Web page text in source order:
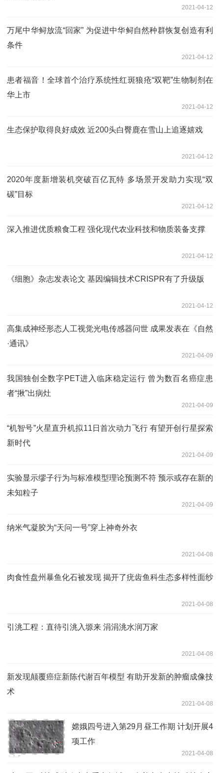
2021-04-12
万尾中华鲟放流“回家” 为促进中华鲟自然种群恢复创造有利
条件
2021-04-12
患者福音！全球首个治疗系统性红斑狼疮“双靶”生物制剂在
华上市
2021-04-12
生态保护取得良好成效 近200头白臀鹿在雪山上追逐嬉戏
2021-04-12
2020年度新增装机突破百亿瓦特 多场景开发助力实现“双
碳”目标
2021-04-12
深入推进优质粮食工程 强化现代农业科技和物质装备支撑
2021-04-12
《细胞》杂志发表论文 基因编辑技术CRISPR有了升级版
2021-04-12
高集成神经形态人工视觉光电传感器问世 成果发表在《自然
·通讯》
2021-04-09
我国独创全数字PET进入临床稳定运行 曾为数百名癌症患
者“揪”出病灶
2021-04-09
“机智号”火星直升机拟11日首次动力飞行 有望开创行星探索
新时代
2021-04-09
实验显示缪子行为与标准模型理论预测不符 预示或存在新的
未知粒子
2021-04-09
纳米气凝胶为“天问一号”穿上神奇外衣
2021-04-08
肉食性盘州暴鱼化石被发现 揭开了疣齿鱼科生态多样性面纱
2021-04-08
引洮工程：直待引洮入塬来 涓涓洮水润万家
2021-04-08
新发现颠覆癌症新陈代谢百年模型 有助开发新的肿瘤成像技
术
2021-04-08
嫦娥四号进入第29月昼工作期 计划开展4
项工作
2021-04-08